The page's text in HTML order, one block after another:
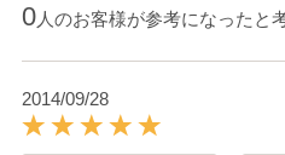
0人のお客様が参考になったと
2014/09/28